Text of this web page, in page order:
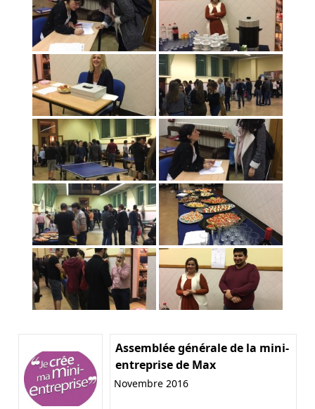
Assemblée générale de la mini-
entreprise de Max
Novembre 2016